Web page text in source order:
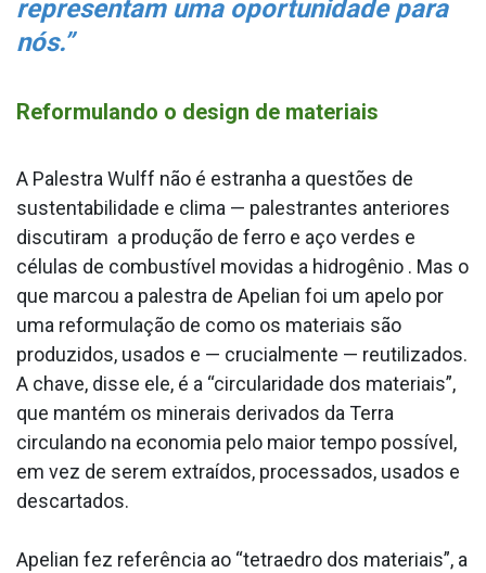
representam uma oportunidade para
nós.”
Reformulando o design de materiais
A Palestra Wulff não é estranha a questões de
sustentabilidade e clima — palestrantes anteriores
discutiram a produção de ferro e aço verdes e
células de combustível movidas a hidrogênio . Mas o
que marcou a palestra de Apelian foi um apelo por
uma reformulação de como os materiais são
produzidos, usados e — crucialmente — reutilizados.
A chave, disse ele, é a “circularidade dos materiais”,
que mantém os minerais derivados da Terra
circulando na economia pelo maior tempo possível,
em vez de serem extraídos, processados, usados e
descartados.
Apelian fez referência ao “tetraedro dos materiais”, a